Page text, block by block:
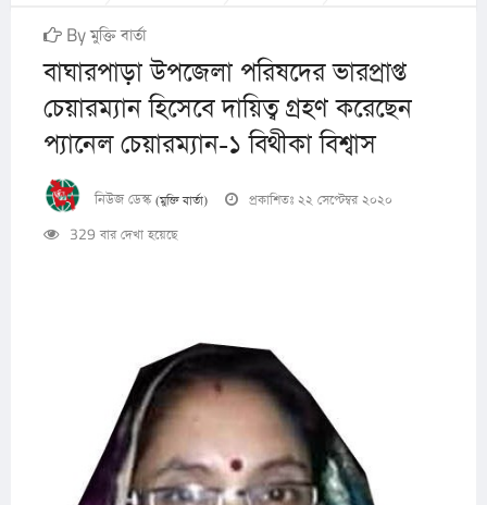
By মুক্তি বার্তা
বাঘারপাড়া উপজেলা পরিষদের ভারপ্রাপ্ত
চেয়ারম্যান হিসেবে দায়িত্ব গ্রহণ করেছেন
প্যানেল চেয়ারম্যান-১ বিথীকা বিশ্বাস
নিউজ ডেস্ক (মুক্তি বার্তা)
প্রকাশিতঃ ২২ সেপ্টেম্বর ২০২০
329 বার দেখা হয়েছে